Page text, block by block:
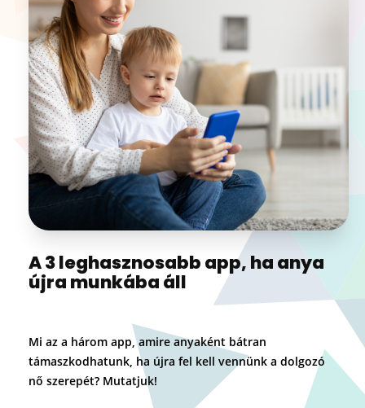
A 3 leghasznosabb app, ha anya
újra munkába áll
Mi az a három app, amire anyaként bátran
támaszkodhatunk, ha újra fel kell vennünk a dolgozó
nő szerepét? Mutatjuk!